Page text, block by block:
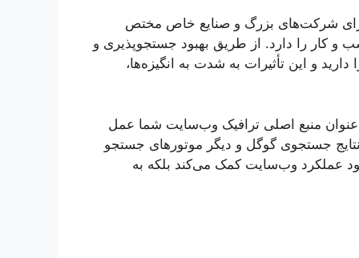
برای شرکت‌های بزرگ و صنایع خاص مختص
و کار را دارد. از طریق بهبود جستجوپذیری و
و این تأثیرات به شدت به انگیزه‌ها،
منبع اصلی ترافیک وب‌سایت شما عمل
جستجوی گوگل و دیگر موتورهای جستجو
عملکرد وب‌سایت کمک می‌کند بلکه به